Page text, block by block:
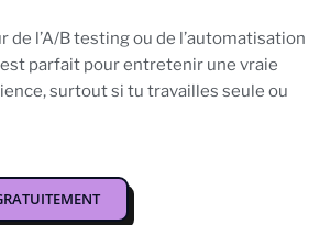
de l’A/B testing ou de l’automatisation
parfait pour entretenir une vraie
surtout si tu travailles seule ou